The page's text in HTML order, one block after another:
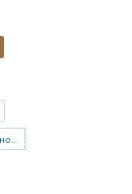
общественная деятельность